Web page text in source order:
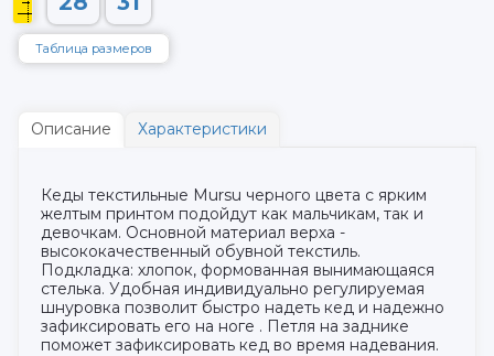
Таблица размеров
Описание Характеристики
Кеды текстильные Mursu черного цвета с ярким
желтым принтом подойдут как мальчикам, так и
девочкам. Основной материал верха -
высококачественный обувной текстиль.
Подкладка: хлопок, формованная вынимающаяся
стелька. Удобная индивидуально регулируемая
шнуровка позволит быстро надеть кед и надежно
зафиксировать его на ноге . Петля на заднике
поможет зафиксировать кед во время надевания.